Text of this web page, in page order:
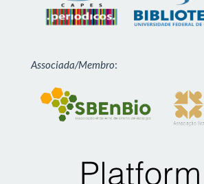
Associada/Membro: